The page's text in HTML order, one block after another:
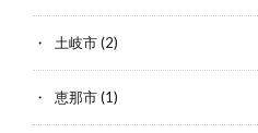
土岐市(2)
恵那市(1)